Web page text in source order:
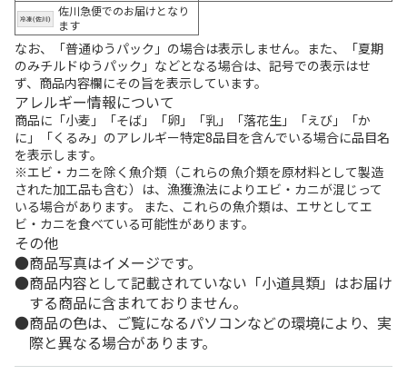
佐川急便でのお届けとなり
ます
なお、「普通ゆうパック」の場合は表示しません。また、「夏期
のみチルドゆうパック」などとなる場合は、記号での表示はせ
ず、商品内容欄にその旨を表示しています。
アレルギー情報について
商品に「小麦」「そば」「卵」「乳」「落花生」「えび」「か
に」「くるみ」のアレルギー特定8品目を含んでいる場合に品目名
を表示します。
※エビ・カニを除く魚介類（これらの魚介類を原材料として製造
された加工品も含む）は、漁獲漁法によりエビ・カニが混じって
いる場合があります。 また、これらの魚介類は、エサとしてエ
ビ・カニを食べている可能性があります。
その他
商品写真はイメージです。
商品内容として記載されていない「小道具類」はお届け
する商品に含まれておりません。
商品の色は、ご覧になるパソコンなどの環境により、実
際と異なる場合があります。